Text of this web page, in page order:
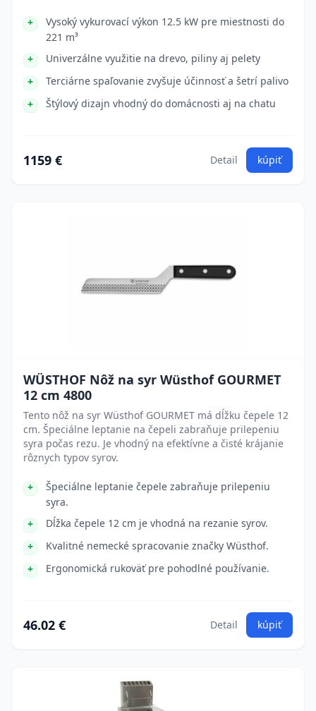
Vysoký vykurovací výkon 12.5 kW pre miestnosti do
221 m³
Univerzálne využitie na drevo, piliny aj pelety
Terciárne spaľovanie zvyšuje účinnosť a šetrí palivo
Štýlový dizajn vhodný do domácnosti aj na chatu
1159 € Detail kúpiť
WÜSTHOF Nôž na syr Wüsthof GOURMET
12 cm 4800
Tento nôž na syr Wüsthof GOURMET má dĺžku čepele 12
cm. Špeciálne leptanie na čepeli zabraňuje prilepeniu
syra počas rezu. Je vhodný na efektívne a čisté krájanie
rôznych typov syrov.
Špeciálne leptanie čepele zabraňuje prilepeniu
syra.
Dĺžka čepele 12 cm je vhodná na rezanie syrov.
Kvalitné nemecké spracovanie značky Wüsthof.
Ergonomická rukoväť pre pohodlné používanie.
46.02 € Detail kúpiť